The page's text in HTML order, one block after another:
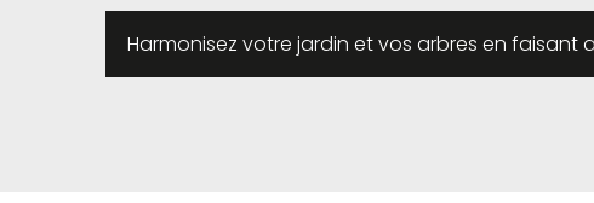
Harmonisez votre jardin et vos arbres en